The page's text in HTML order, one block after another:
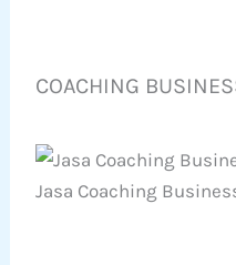
COACHING
Jasa Coaching